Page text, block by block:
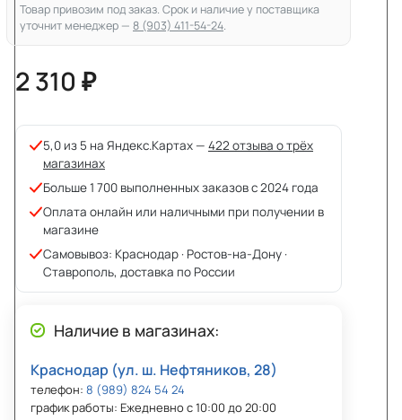
Товар привозим под заказ. Срок и наличие у поставщика
уточнит менеджер — 8 (903) 411-54-24.
2 310 ₽
5,0 из 5 на Яндекс.Картах — 422 отзыва о трёх
магазинах
Больше 1 700 выполненных заказов с 2024 года
Оплата онлайн или наличными при получении в
магазине
Самовывоз: Краснодар · Ростов-на-Дону ·
Ставрополь, доставка по России
Наличие в магазинах:
Краснодар (ул. ш. Нефтяников, 28)
телефон: 8 (989) 824 54 24
график работы: Ежедневно с 10:00 до 20:00